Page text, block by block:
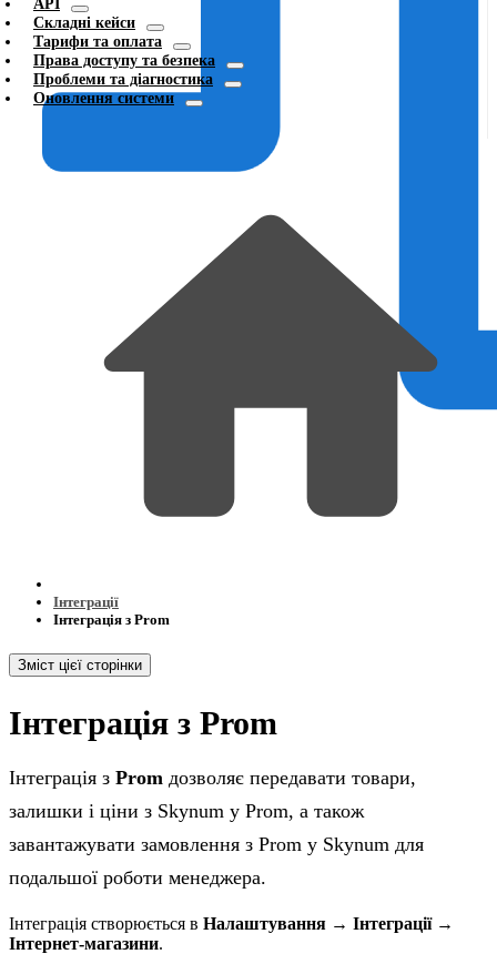
API
Складні кейси
Тарифи та оплата
Права доступу та безпека
Проблеми та діагностика
Оновлення системи
Інтеграції
Інтеграція з Prom
Зміст цієї сторінки
Інтеграція з Prom
Інтеграція з Prom дозволяє передавати товари,
залишки і ціни з Skynum у Prom, а також
завантажувати замовлення з Prom у Skynum для
подальшої роботи менеджера.
Інтеграція створюється в Налаштування → Інтеграції →
Інтернет-магазини.